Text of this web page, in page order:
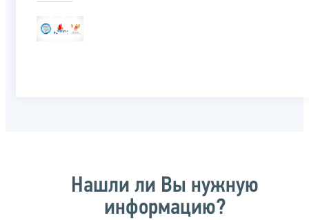
Нашли ли Вы нужную
информацию?